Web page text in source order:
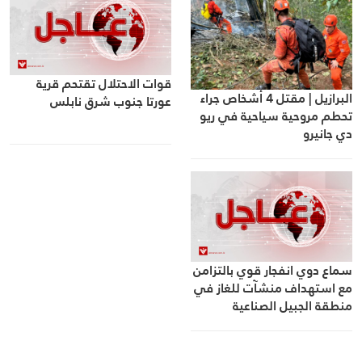
البرازيل | مقتل 4 أشخاص جراء
تحطم مروحية سياحية في ريو
دي جانيرو
قوات الاحتلال تقتحم قرية
عورتا جنوب شرق نابلس
سماع دوي انفجار قوي بالتزامن
مع استهداف منشآت للغاز في
منطقة الجبيل الصناعية